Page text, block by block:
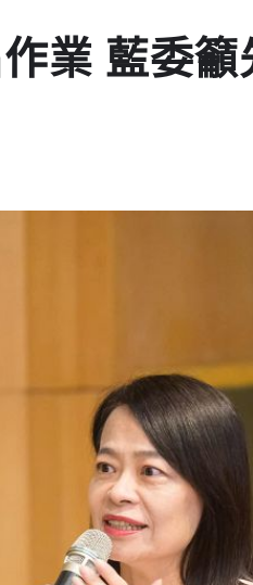
業 藍委